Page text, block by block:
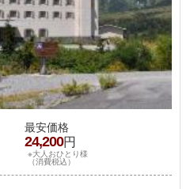
最安価格
24,200円
※大人おひとり様
（消費税込）